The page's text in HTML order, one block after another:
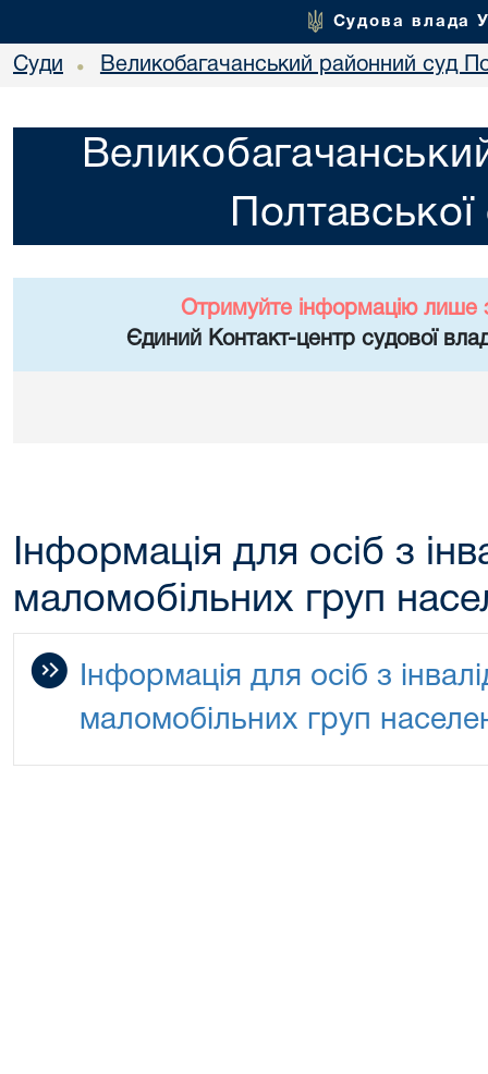
Судова влада
Суди • Великобагачанський районний суд
Полтавської
Отримуйте інформацію лише
Єдиний Контакт-центр судової
Інформація для осіб з
маломобільних груп
Інформація для осіб з
маломобільних груп